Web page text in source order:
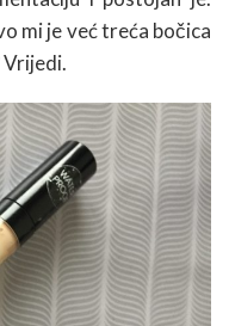
mi je već treća bočica
Vrijedi.